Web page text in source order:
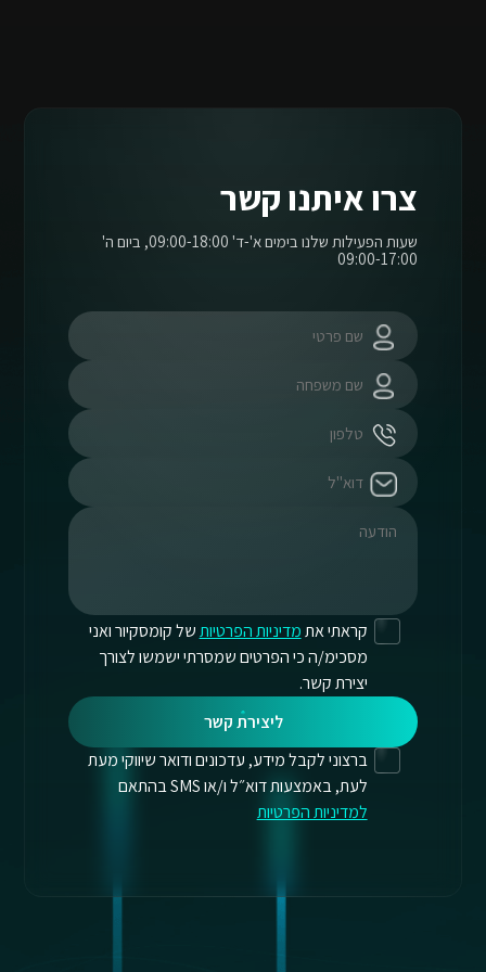
צרו איתנו קשר
שעות הפעילות שלנו בימים א'-ד' 09:00-18:00, ביום ה'
09:00-17:00
קראתי אתמדיניות הפרטיותשל קומסקיור ואני
מסכימ/ה כי הפרטים שמסרתי ישמשו לצורך
יצירת קשר.
ליצירת קשר
ברצוני לקבל מידע, עדכונים ודואר שיווקי מעת
לעת, באמצעות דוא״ל ו/או SMS בהתאם
למדיניות הפרטיות